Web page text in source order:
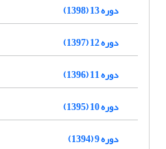
دوره 13 (1398)
دوره 12 (1397)
دوره 11 (1396)
دوره 10 (1395)
دوره 9 (1394)